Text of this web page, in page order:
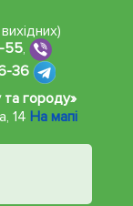
55,
36
та городу»
14 На мапі